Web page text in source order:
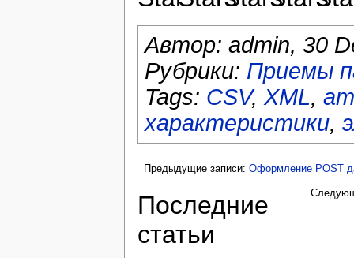
Автор: admin, 30
Рубрики: Приемы
Tags: CSV, XML,
характеристики,
Предыдущие записи: Оформление POST
Последние
статьи